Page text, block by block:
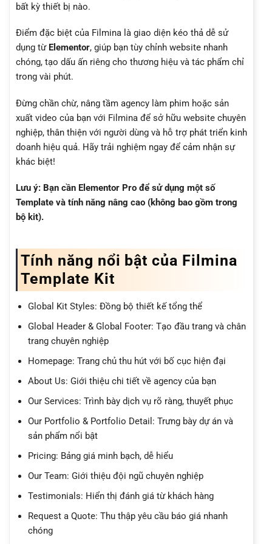
bất kỳ thiết bị nào.
Điểm đặc biệt của Filmina là giao diện kéo thả dễ sử
dụng từ Elementor, giúp bạn tùy chỉnh website nhanh
chóng, tạo dấu ấn riêng cho thương hiệu và tác phẩm chỉ
trong vài phút.
Đừng chần chừ, nâng tầm agency làm phim hoặc sản
xuất video của bạn với Filmina để sở hữu website chuyên
nghiệp, thân thiện với người dùng và hỗ trợ phát triển kinh
doanh hiệu quả. Hãy trải nghiệm ngay để cảm nhận sự
khác biệt!
Lưu ý: Bạn cần Elementor Pro để sử dụng một số
Template và tính năng nâng cao (không bao gồm trong
bộ kit).
Tính năng nổi bật của Filmina
Template Kit
Global Kit Styles: Đồng bộ thiết kế tổng thể
Global Header & Global Footer: Tạo đầu trang và chân
trang chuyên nghiệp
Homepage: Trang chủ thu hút với bố cục hiện đại
About Us: Giới thiệu chi tiết về agency của bạn
Our Services: Trình bày dịch vụ rõ ràng, thuyết phục
Our Portfolio & Portfolio Detail: Trưng bày dự án và
sản phẩm nổi bật
Pricing: Bảng giá minh bạch, dễ hiểu
Our Team: Giới thiệu đội ngũ chuyên nghiệp
Testimonials: Hiển thị đánh giá từ khách hàng
Request a Quote: Thu thập yêu cầu báo giá nhanh
chóng